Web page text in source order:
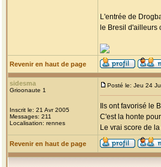
L'entrée de
le Bresil d'ailleurs
Revenir en haut de page
sidesma
Grioonaute 1
Inscrit le: 21 Avr 2005
Messages: 211
Localisation: rennes
Posté le: Jeu 24
Ils ont favorisé le
C'est la honte
Le vrai score de
Revenir en haut de page